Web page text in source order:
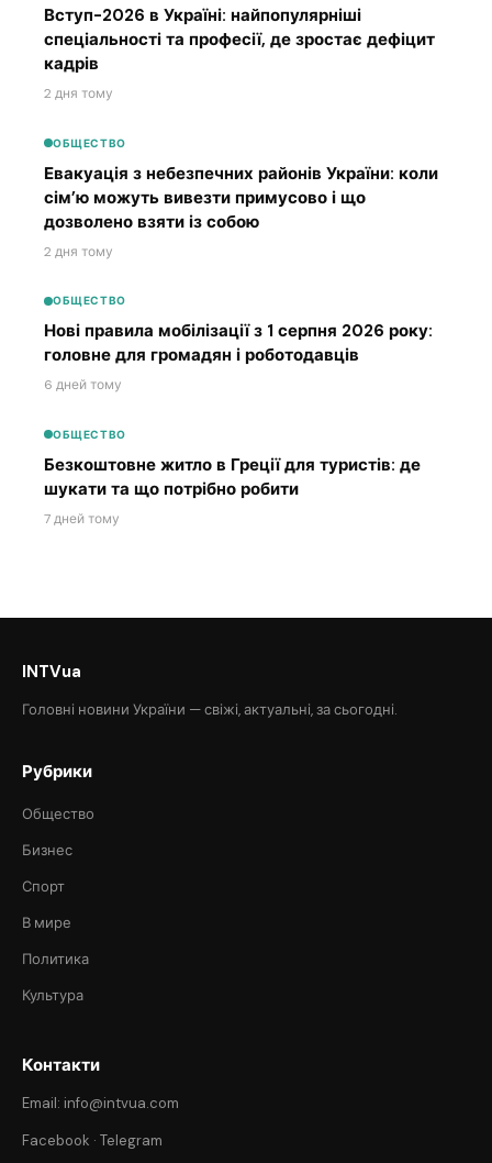
Вступ-2026 в Україні: найпопулярніші
спеціальності та професії, де зростає дефіцит
кадрів
2 дня тому
ОБЩЕСТВО
Евакуація з небезпечних районів України: коли
сім’ю можуть вивезти примусово і що
дозволено взяти із собою
2 дня тому
ОБЩЕСТВО
Нові правила мобілізації з 1 серпня 2026 року:
головне для громадян і роботодавців
6 дней тому
ОБЩЕСТВО
Безкоштовне житло в Греції для туристів: де
шукати та що потрібно робити
7 дней тому
INTVua
Головні новини України — свіжі, актуальні, за сьогодні.
Рубрики
Общество
Бизнес
Спорт
В мире
Политика
Культура
Контакти
Email: info@intvua.com
Facebook · Telegram